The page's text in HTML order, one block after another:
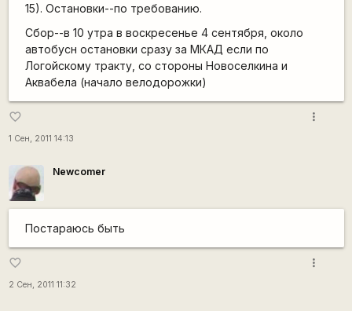
15). Остановки--по требованию.
Сбор--в 10 утра в воскресенье 4 сентября, около
автобусн остановки сразу за МКАД если по
Логойскому тракту, со стороны Новоселкина и
Аквабела (начало велодорожки)
favorite_border
1 Сен, 2011 14:13
more_vert
Newcomer
Постараюсь быть
favorite_border
2 Сен, 2011 11:32
more_vert